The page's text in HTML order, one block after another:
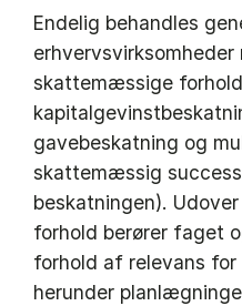
Endelig behandles
skattemæssige
gavebeskatning og
skattemæssig
beskatningen).
forhold berører faget
forhold af relevans
herunder